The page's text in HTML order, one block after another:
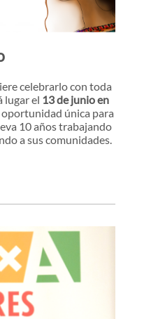
celebrarlo con toda
lugar el 13 de junio en
oportunidad única para
10 años trabajando
a sus comunidades.